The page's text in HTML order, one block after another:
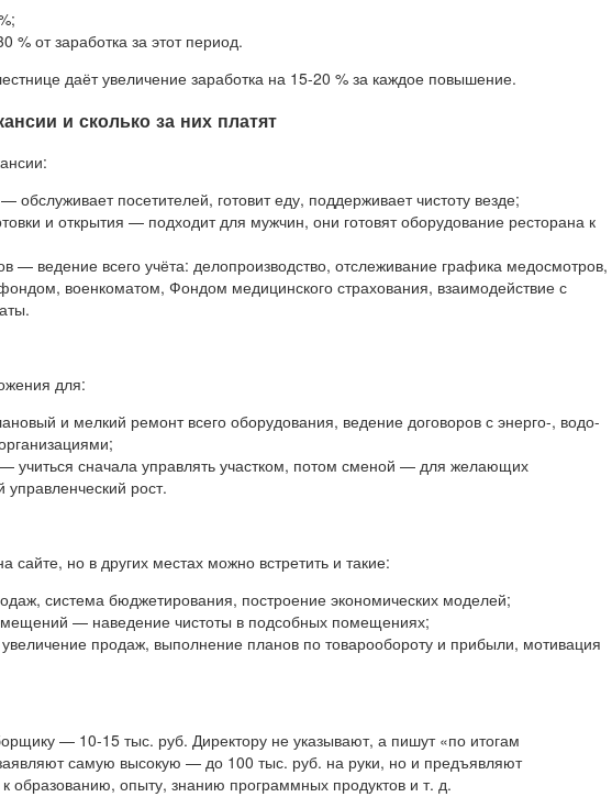
% от заработка за этот период.
даёт увеличение заработка на 15-20 % за каждое повышение.
и сколько за них платят
обслуживает посетителей, готовит еду, поддерживает чистоту везде;
и открытия — подходит для мужчин, они готовят оборудование ресторана к
— ведение всего учёта: делопроизводство, отслеживание графика медосмотров,
военкоматом, Фондом медицинского страхования, взаимодействие с
для:
и мелкий ремонт всего оборудования, ведение договоров с энерго-, водо-
учиться сначала управлять участком, потом сменой — для желающих
рост.
сайте, но в других местах можно встретить и такие:
система бюджетирования, построение экономических моделей;
— наведение чистоты в подсобных помещениях;
продаж, выполнение планов по товарообороту и прибыли, мотивация
— 10-15 тыс. руб. Директору не указывают, а пишут «по итогам
самую высокую — до 100 тыс. руб. на руки, но и предъявляют
образованию, опыту, знанию программных продуктов и т. д.